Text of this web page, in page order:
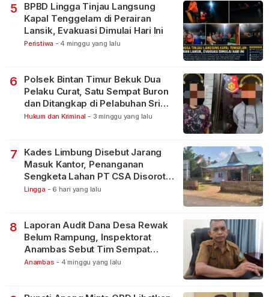
5
BPBD Lingga Tinjau Langsung
Kapal Tenggelam di Perairan
Lansik, Evakuasi Dimulai Hari Ini
Peristiwa - 4 minggu yang lalu
6
Polsek Bintan Timur Bekuk Dua
Pelaku Curat, Satu Sempat Buron
dan Ditangkap di Pelabuhan Sri
Bintan Pura
Hukum dan Kriminal - 3 minggu yang lalu
7
Kades Limbung Disebut Jarang
Masuk Kantor, Penanganan
Sengketa Lahan PT CSA Disorot
Warga
Lingga - 6 hari yang lalu
8
Laporan Audit Dana Desa Rewak
Belum Rampung, Inspektorat
Anambas Sebut Tim Sempat
Terbagi Tangani Kasus Lain
Anambas - 4 minggu yang lalu